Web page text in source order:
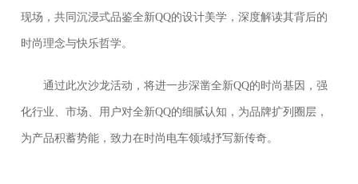
现场，共同沉浸式品鉴全新QQ的设计美学，深度解读其背后的
时尚理念与快乐哲学。
通过此次沙龙活动，将进一步深凿全新QQ的时尚基因，强
化行业、市场、用户对全新QQ的细腻认知，为品牌扩列圈层，
为产品积蓄势能，致力在时尚电车领域抒写新传奇。